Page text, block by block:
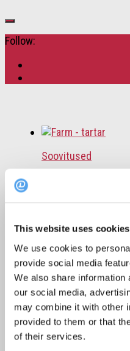
This website uses cookies
We use cookies to
provide social media
We also share information
our social media,
may combine it with other
provided to them or that
of their services.
Follow:
Soovitused
DinnerDays: 7
Soovitused
Ideid kesklinnast
29. mai 2019